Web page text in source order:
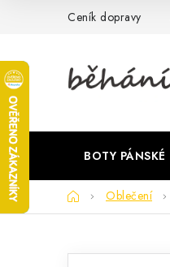
Ceník dopravy
BOTY PÁNSKÉ
DomůOblečení